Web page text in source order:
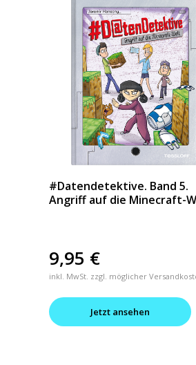
#Datendetektive. Band 5.
Angriff auf die Minecraft-
9,95 €
inkl. MwSt. zzgl. möglicher
Jetzt ansehen